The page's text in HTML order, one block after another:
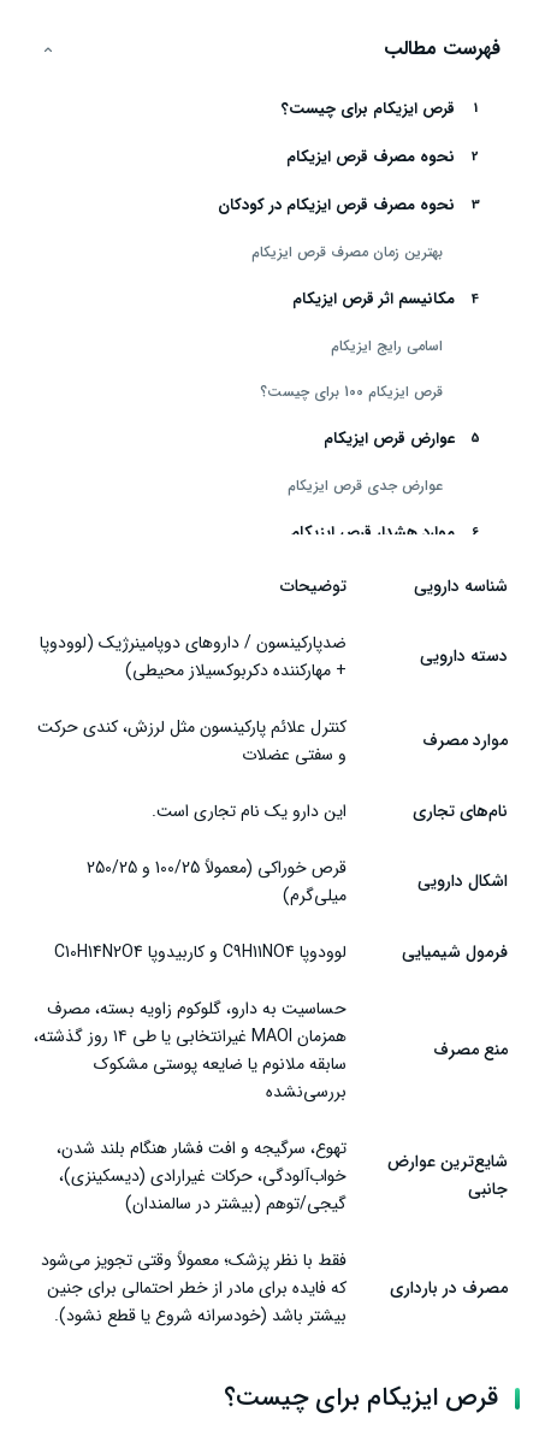
فهرست مطالب
قرص ایزیکام برای چیست؟
نحوه مصرف قرص ایزیکام
نحوه مصرف قرص ایزیکام در کودکان
بهترین زمان مصرف قرص ایزیکام
مکانیسم اثر قرص ایزیکام
اسامی رایج ایزیکام
قرص ایزیکام 100 برای چیست؟
عوارض قرص ایزیکام
عوارض جدی قرص ایزیکام
موارد هشدار قرص ایزیکام
موارد منع مصرف قرص ایزیکام
مصرف قرص ایزیکام در سالمندان
قرص ایزیکام خارجی
تداخل دارویی قرص ایزیکام
جایگزین قرص ایزیکام
شرایط نگهداری قرص ایزیکام
شناسه دارویی توضیحات
دسته دارویی
ضدپارکینسون / داروهای دوپامینرژیک (لوودوپا
+ مهارکننده دکربوکسیلاز محیطی)
موارد مصرف
کنترل علائم پارکینسون مثل لرزش، کندی حرکت
و سفتی عضلات
نام‌های تجاری این دارو یک نام تجاری است.
اشکال دارویی
قرص خوراکی (معمولاً 100/25 و 250/25
میلی‌گرم)
فرمول شیمیایی لوودوپا C9H11NO4 و کاربیدوپا C10H14N2O4
منع مصرف
حساسیت به دارو، گلوکوم زاویه بسته، مصرف
همزمان MAOI غیرانتخابی یا طی ۱۴ روز گذشته،
سابقه ملانوم یا ضایعه پوستی مشکوک
بررسی‌نشده
شایع‌ترین عوارض
جانبی
تهوع، سرگیجه و افت فشار هنگام بلند شدن،
خواب‌آلودگی، حرکات غیرارادی (دیسکینزی)،
گیجی/توهم (بیشتر در سالمندان)
مصرف در بارداری
فقط با نظر پزشک؛ معمولاً وقتی تجویز می‌شود
که فایده برای مادر از خطر احتمالی برای جنین
بیشتر باشد (خودسرانه شروع یا قطع نشود).
قرص ایزیکام برای چیست؟